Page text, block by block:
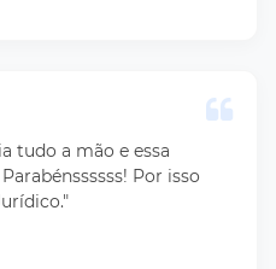
tudo a mão e essa
Por isso